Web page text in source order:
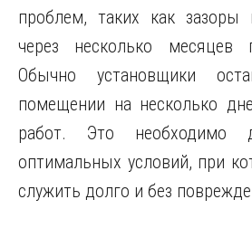
проблем, таких как зазоры
через несколько месяцев
Обычно установщики
помещении на несколько
работ. Это необходимо
оптимальных условий, при
служить долго и без